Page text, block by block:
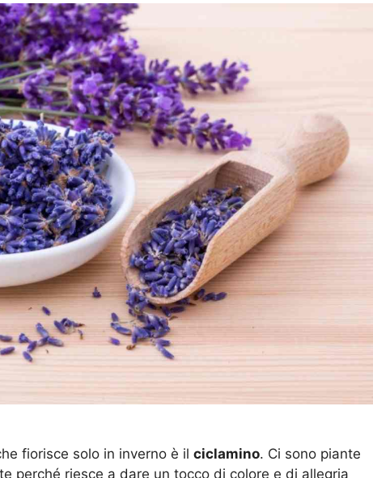
fiorisce solo in inverno è il ciclamino. Ci sono piante
perché riesce a dare un tocco di colore e di allegria